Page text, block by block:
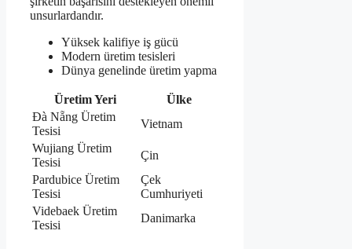
unsurlardandır.
Yüksek kalifiye iş gücü
Modern üretim tesisleri
Dünya genelinde üretim yapma
Üretim Yeri
Ülke
Đà Nẵng Üretim
Tesisi
Vietnam
Wujiang Üretim
Tesisi
Çin
Pardubice Üretim
Tesisi
Çek
Cumhuriyeti
Videbaek Üretim
Tesisi
Danimarka